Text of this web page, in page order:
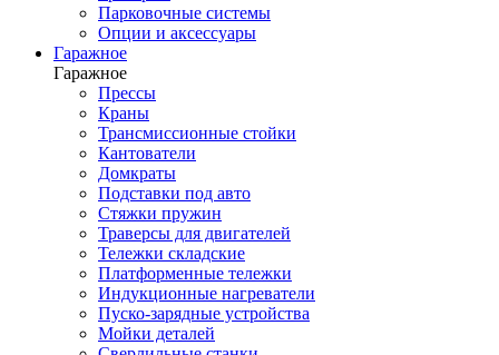
Парковочные системы
Опции и аксессуары
Гаражное
Гаражное
Прессы
Краны
Трансмиссионные стойки
Кантователи
Домкраты
Подставки под авто
Стяжки пружин
Траверсы для двигателей
Тележки складские
Платформенные тележки
Индукционные нагреватели
Пуско-зарядные устройства
Мойки деталей